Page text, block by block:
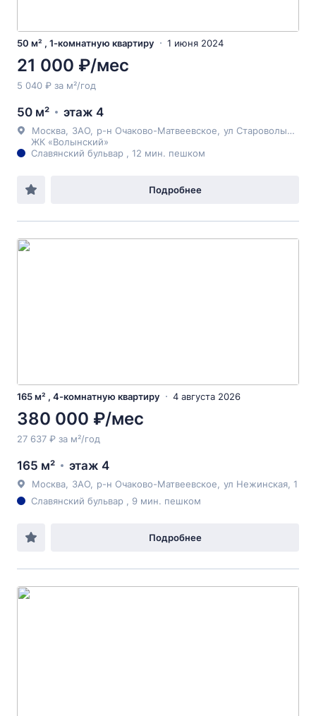
50 м² , 1-комнатную квартиру 1 июня 2024
21 000 ₽/мес
5 040 ₽ за м²/год
50 м² этаж 4
Москва ЗАО р-н Очаково-Матвеевское ул Староволынская
ЖК «Волынский»
Славянский бульвар , 12 мин. пешком
Подробнее
165 м² , 4-комнатную квартиру 4 августа 2026
380 000 ₽/мес
27 637 ₽ за м²/год
165 м² этаж 4
Москва ЗАО р-н Очаково-Матвеевское ул Нежинская , 1
Славянский бульвар , 9 мин. пешком
Подробнее